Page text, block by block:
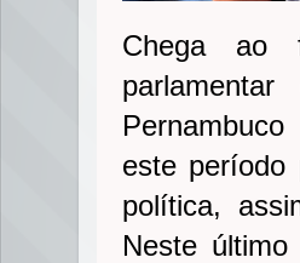
Chega ao
este período
política,
Neste